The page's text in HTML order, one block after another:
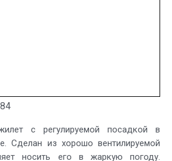
с регулируемой посадкой в
Сделан из хорошо вентилируемой
носить его в жаркую погоду.